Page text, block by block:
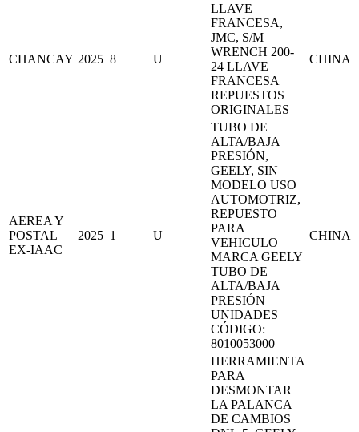
CHANCAY 2025 8 U
LLAVE
FRANCESA,
JMC, S/M
WRENCH 200-
24 LLAVE
FRANCESA
REPUESTOS
ORIGINALES
CHINA
AEREA Y
POSTAL
EX-IAAC
2025 1 U
TUBO DE
ALTA/BAJA
PRESIÓN,
GEELY, SIN
MODELO USO
AUTOMOTRIZ,
REPUESTO
PARA
VEHICULO
MARCA GEELY
TUBO DE
ALTA/BAJA
PRESIÓN
UNIDADES
CÓDIGO:
8010053000
CHINA
HERRAMIENTA
PARA
DESMONTAR
LA PALANCA
DE CAMBIOS